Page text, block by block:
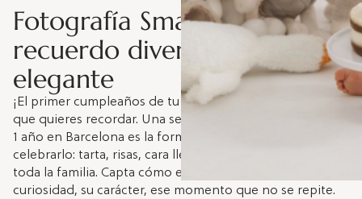
Fotografía Smash Cake: un
recuerdo divertido y
elegante
¡El primer cumpleaños de tu bebé es una de esas fechas
que quieres recordar. Una sesión de fotos para bebé de
1 año en Barcelona es la forma más divertida de
celebrarlo: tarta, risas, cara llena de nata y retratos de
toda la familia. Capta cómo es tu bebé ahora — su
curiosidad, su carácter, ese momento que no se repite.